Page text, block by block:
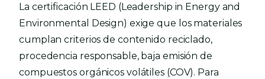
La certificación LEED (Leadership in Energy and
Environmental Design) exige que los materiales
cumplan criterios de contenido reciclado,
procedencia responsable, baja emisión de
compuestos orgánicos volátiles (COV). Para